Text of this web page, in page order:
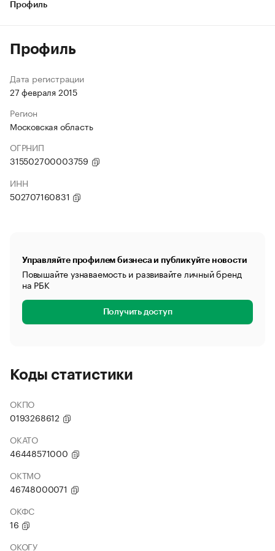
Профиль
Профиль
Дата регистрации
27 февраля 2015
Регион
Московская область
ОГРНИП
315502700003759
ИНН
502707160831
Управляйте профилем бизнеса и публикуйте новости
Повышайте узнаваемость и развивайте личный бренд
на РБК
Получить доступ
Коды статистики
ОКПО
0193268612
ОКАТО
46448571000
ОКТМО
46748000071
ОКФС
16
ОКОГУ